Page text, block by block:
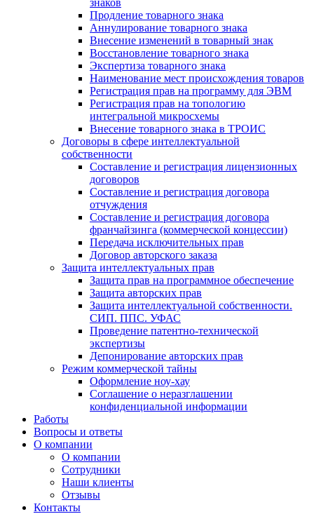
знаков
Продление товарного знака
Аннулирование товарного знака
Внесение изменений в товарный знак
Восстановление товарного знака
Экспертиза товарного знака
Наименование мест происхождения товаров
Регистрация прав на программу для ЭВМ
Регистрация прав на топологию
интегральной микросхемы
Внесение товарного знака в ТРОИС
Договоры в сфере интеллектуальной
собственности
Составление и регистрация лицензионных
договоров
Составление и регистрация договора
отчуждения
Составление и регистрация договора
франчайзинга (коммерческой концессии)
Передача исключительных прав
Договор авторского заказа
Защита интеллектуальных прав
Защита прав на программное обеспечение
Защита авторских прав
Защита интеллектуальной собственности.
СИП. ППС. УФАС
Проведение патентно-технической
экспертизы
Депонирование авторских прав
Режим коммерческой тайны
Оформление ноу-хау
Соглашение о неразглашении
конфиденциальной информации
Работы
Вопросы и ответы
О компании
О компании
Сотрудники
Наши клиенты
Отзывы
Контакты